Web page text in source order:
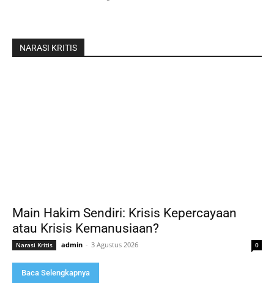
NARASI KRITIS
Main Hakim Sendiri: Krisis Kepercayaan
atau Krisis Kemanusiaan?
Narasi Kritis admin - 3 Agustus 2026 0
Baca Selengkapnya